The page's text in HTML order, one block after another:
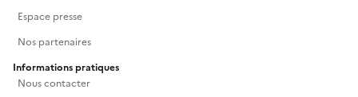
Espace presse
Nos partenaires
Informations pratiques
Nous contacter